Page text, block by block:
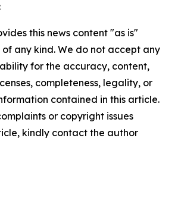
this news content "as is"
any kind. We do not accept any
for the accuracy, content,
completeness, legality, or
contained in this article.
or copyright issues
kindly contact the author